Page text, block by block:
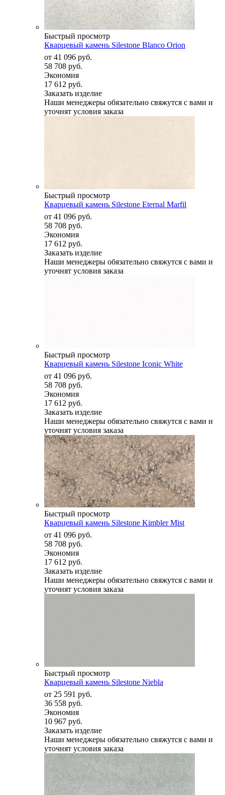
Быстрый просмотр
Кварцевый камень Silestone Blanco Orion
от 41 096 руб.
58 708 руб.
Экономия
17 612 руб.
Заказать изделие
Наши менеджеры обязательно свяжутся с вами и
уточнят условия заказа
Быстрый просмотр
Кварцевый камень Silestone Eternal Marfil
от 41 096 руб.
58 708 руб.
Экономия
17 612 руб.
Заказать изделие
Наши менеджеры обязательно свяжутся с вами и
уточнят условия заказа
Быстрый просмотр
Кварцевый камень Silestone Iconic White
от 41 096 руб.
58 708 руб.
Экономия
17 612 руб.
Заказать изделие
Наши менеджеры обязательно свяжутся с вами и
уточнят условия заказа
Быстрый просмотр
Кварцевый камень Silestone Kimbler Mist
от 41 096 руб.
58 708 руб.
Экономия
17 612 руб.
Заказать изделие
Наши менеджеры обязательно свяжутся с вами и
уточнят условия заказа
Быстрый просмотр
Кварцевый камень Silestone Niebla
от 25 591 руб.
36 558 руб.
Экономия
10 967 руб.
Заказать изделие
Наши менеджеры обязательно свяжутся с вами и
уточнят условия заказа